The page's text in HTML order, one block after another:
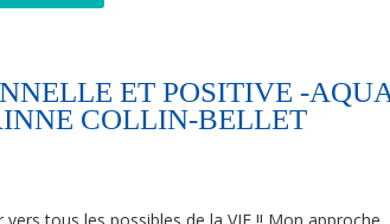
ET POSITIVE -
COLLIN-BELLET
tous les possibles de la VIE !! Mon approche